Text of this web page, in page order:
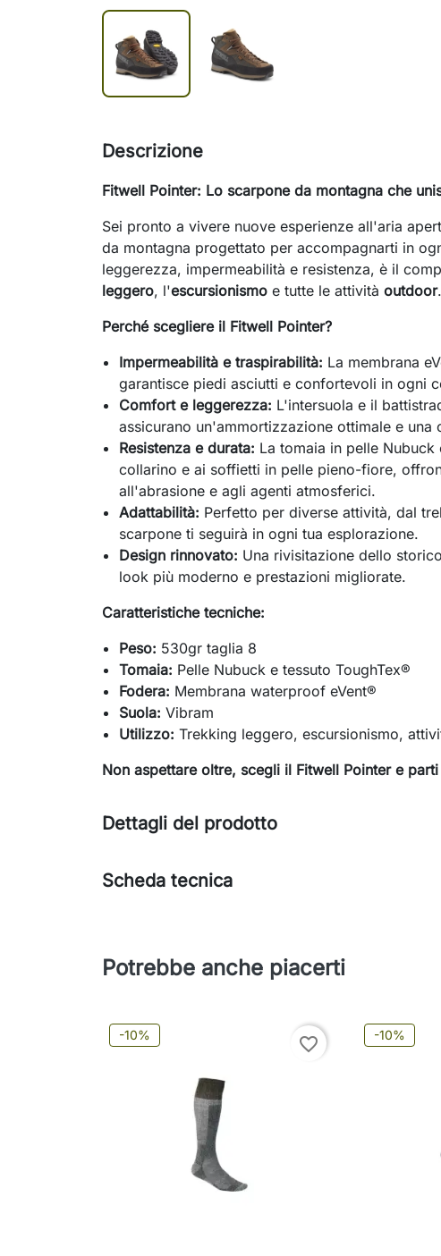
Descrizione
Fitwell Pointer: Lo scarpone da montagna che
Sei pronto a vivere nuove esperienze all'aria
da montagna progettato per accompagnarti in
leggerezza, impermeabilità e resistenza, è il
leggero, l'escursionismo e tutte le attività outdoor.
Perché scegliere il Fitwell Pointer?
Impermeabilità e traspirabilità: La membrana
garantisce piedi asciutti e confortevoli in ogni
Comfort e leggerezza: L'intersuola e il
assicurano un'ammortizzazione ottimale e una
Resistenza e durata: La tomaia in pelle Nubuck
collarino e ai soffietti in pelle pieno-fiore,
all'abrasione e agli agenti atmosferici.
Adattabilità: Perfetto per diverse attività, dal
scarpone ti seguirà in ogni tua esplorazione.
Design rinnovato: Una rivisitazione dello
look più moderno e prestazioni migliorate.
Caratteristiche tecniche:
Peso: 530gr taglia 8
Tomaia: Pelle Nubuck e tessuto ToughTex®
Fodera: Membrana waterproof eVent®
Suola: Vibram
Utilizzo: Trekking leggero, escursionismo,
Non aspettare oltre, scegli il Fitwell Pointer e
Dettagli del prodotto
Scheda tecnica
Potrebbe anche piacerti
-10% favorite_border -10%